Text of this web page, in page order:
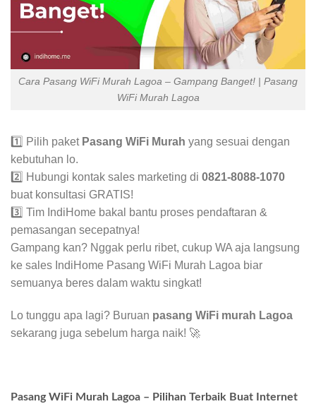
Cara Pasang WiFi Murah Lagoa – Gampang Banget! | Pasang
WiFi Murah Lagoa
1️⃣ Pilih paket Pasang WiFi Murah yang sesuai dengan
kebutuhan lo.
2️⃣ Hubungi kontak sales marketing di 0821-8088-1070
buat konsultasi GRATIS!
3️⃣ Tim IndiHome bakal bantu proses pendaftaran &
pemasangan secepatnya!
Gampang kan? Nggak perlu ribet, cukup WA aja langsung
ke sales IndiHome Pasang WiFi Murah Lagoa biar
semuanya beres dalam waktu singkat!
Lo tunggu apa lagi? Buruan pasang WiFi murah Lagoa
sekarang juga sebelum harga naik! 🚀
Pasang WiFi Murah Lagoa – Pilihan Terbaik Buat Internet